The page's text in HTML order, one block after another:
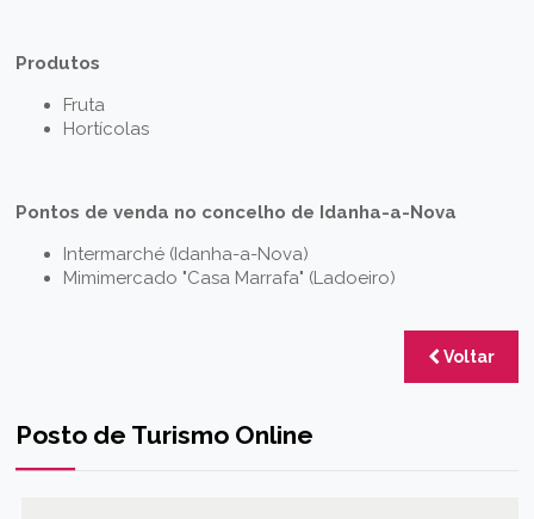
Produtos
Fruta
Hortícolas
Pontos de venda no concelho de Idanha-a-Nova
Intermarché (Idanha-a-Nova)
Mimimercado "Casa Marrafa" (Ladoeiro)
Voltar
Posto de Turismo Online